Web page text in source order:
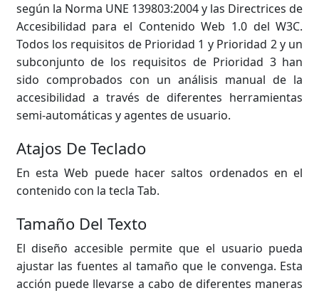
según la Norma UNE 139803:2004 y las Directrices de
Accesibilidad para el Contenido Web 1.0 del W3C.
Todos los requisitos de Prioridad 1 y Prioridad 2 y un
subconjunto de los requisitos de Prioridad 3 han
sido comprobados con un análisis manual de la
accesibilidad a través de diferentes herramientas
semi-automáticas y agentes de usuario.
Atajos De Teclado
En esta Web puede hacer saltos ordenados en el
contenido con la tecla Tab.
Tamaño Del Texto
El diseño accesible permite que el usuario pueda
ajustar las fuentes al tamaño que le convenga. Esta
acción puede llevarse a cabo de diferentes maneras